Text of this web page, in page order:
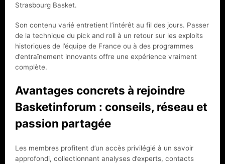
Strasbourg Basket.
Son contenu varié entretient l’intérêt au fil des jours. Passer
de la technique du pick and roll à un retour sur les exploits
historiques de l’équipe de France ou à des programmes
d’entraînement innovants offre une expérience vraiment
complète.
Avantages concrets à rejoindre
Basketinforum : conseils, réseau et
passion partagée
Les membres profitent d’un accès privilégié à un savoir
approfondi, collectionnant analyses d’experts, contacts